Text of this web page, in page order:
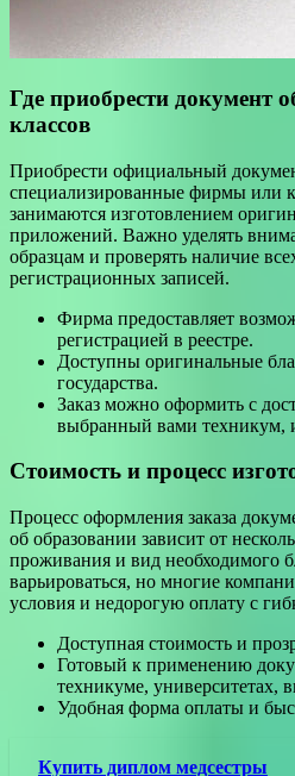
Где приобрести документ
классов
Приобрести официальный
специализированные фирмы или
занимаются изготовлением
приложений. Важно уделять
образцам и проверять наличие
регистрационных записей.
Фирма предоставляет
регистрацией в реестре.
Доступны оригинальные
государства.
Заказ можно оформить с
выбранный вами техникум,
Стоимость и процесс
Процесс оформления заказа
об образовании зависит от
проживания и вид необходимого
варьироваться, но многие
условия и недорогую оплату с
Доступная стоимость и
Готовый к применению
техникуме, университетах,
Удобная форма оплаты и
Купить диплом медсестры